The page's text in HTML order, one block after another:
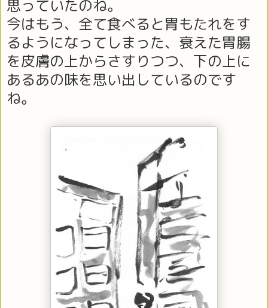
思っていたのね。
今はもう、全て食べると胃もたれをす
るようになってしまった、衰えた胃腸
を皮膚の上からさすりつつ、下の上に
あるあの味を思い出しているのです
ね。